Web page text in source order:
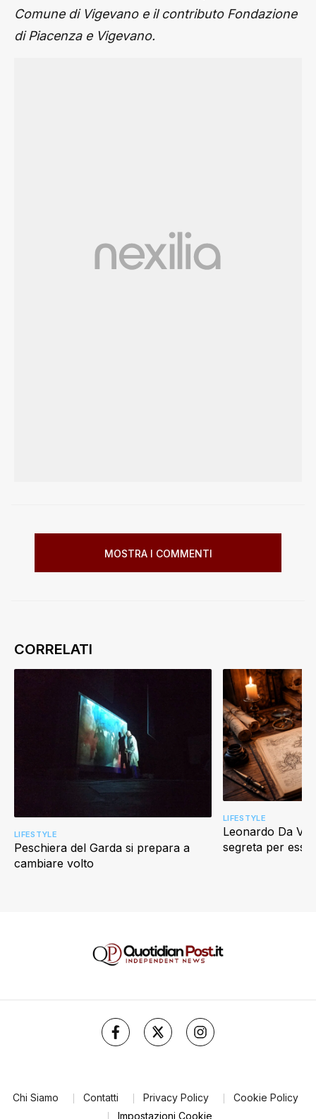
Comune di Vigevano e il contributo Fondazione
di Piacenza e Vigevano.
MOSTRA I COMMENTI
Peschiera del Garda si prepara a
cambiare volto
LIFESTYLE
Leonardo Da
segreta per
LIFESTYLE
Chi Siamo Contatti Privacy Policy
Cookie Policy
Impostazioni Cookie